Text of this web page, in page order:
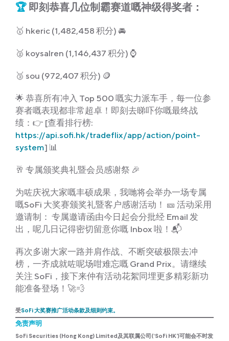
🏆 即刻恭喜几位制霸赛道嘅神级得奖者：
🥇 hkeric (1,482,458 积分) 🚘
🥈 koysalren (1,146,437 积分) ⌚
🥉 sou (972,407 积分) 🪙
🌟 恭喜所有冲入 Top 500 嘅实力派车手，每一位参
赛者嘅表现都非常超卓！即刻去睇吓你嘅最终战
绩：👉 [查看排行榜:
https://api.sofi.hk/tradeflix/app/action/point-
system] 📊
🥂 专属颁奖典礼暨会员感谢祭 🎉
为咗庆祝大家嘅丰硕成果，我哋将会举办一场专属
嘅SoFi 大奖赛颁奖礼暨客户感谢活动！ 🎫 活动采用
邀请制： 专属邀请函由今日起会分批经 Email 发
出，呢几日记得密切留意你嘅 Inbox 啦！📬
再次多谢大家一路并肩作战、不断突破极限去冲
榜，一齐成就咗呢场咁难忘嘅 Grand Prix。请继续
关注 SoFi，接下来仲有活动花絮同埋更多精彩新功
能准备登场！🚀💨
受SoFi 大奖赛推广活动条款及细则约束。
免责声明
SoFi Securities (Hong Kong) Limited及其联属公司(‘SoFi HK’)可能会不时发